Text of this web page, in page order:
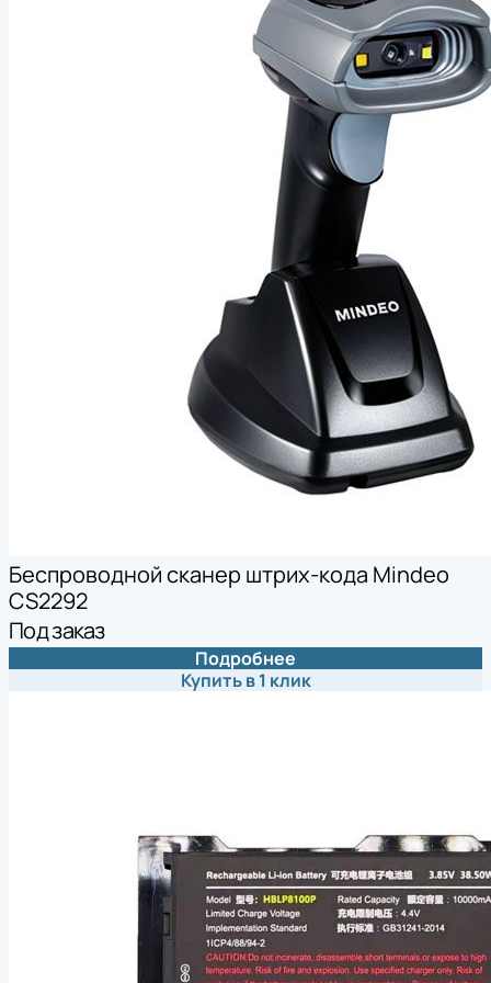
Беспроводной сканер штрих-кода Mindeo
CS2292
Под заказ
Подробнее
Купить в 1 клик